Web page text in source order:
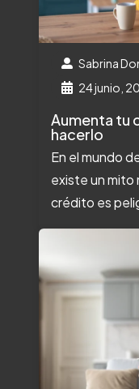
Sabrina
24 junio,
Aumenta tu
hacerlo
En el mundo
existe un mito
crédito es